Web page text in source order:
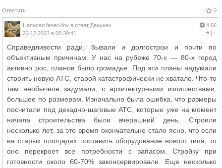
Ответить 0
Написал fenec-fox в ответ Данунах
23.12.2023 в 00:39:41
4.66
#| ↑
Справедливости ради, бывали и долгострои и почти по
объективным причинам. У нас на рубеже 70-х — 80-х город
активно рос, планов было громадье. Под эти планы надумали
строить новую АТС, старой катастрофически не хватало. Что-то
там необычное задумали, с архитектурными излишествами,
большое по размерам. Изначально была ошибка, что размеры
посчитали под декадно-шаговые АТС, которые уже на момент
начала строительства были вчерашний день. Строили
несколько лет, за это время окончательно стало ясно, что если
на старых площадях поставить оборудование нового типа, то
оно перекроет все потребности с запасом. Стройку при
готовности около 60-70% законсервировали. Еще несколько